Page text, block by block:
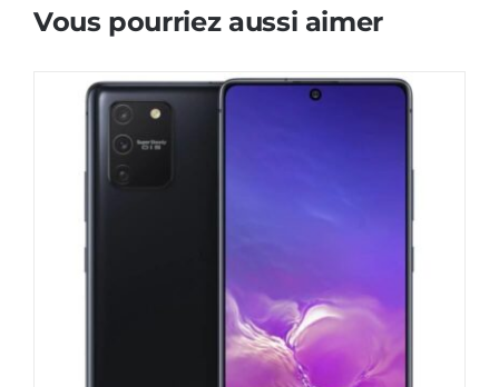
Vous pourriez aussi aimer